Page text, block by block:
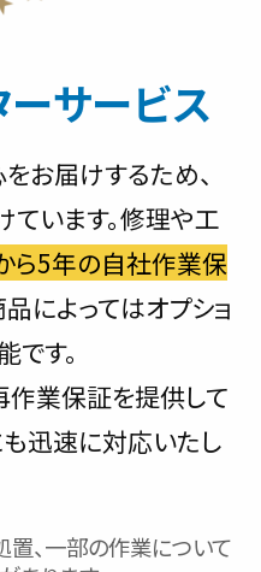
サービス
お届けするため、
います。修理や工
ら5年の自社作業保
品によってはオプショ
す。
業保証を提供して
迅速に対応いたし
置、一部の作業について